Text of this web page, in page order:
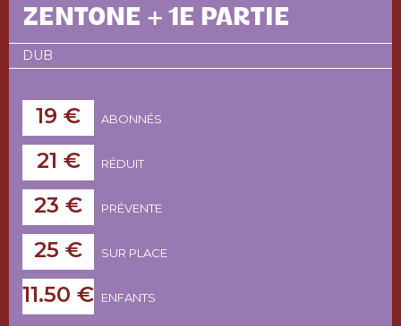
ZENTONE + 1E PARTIE
DUB
19 € ABONNÉS
21 € RÉDUIT
23 € PRÉVENTE
25 € SUR PLACE
11.50 € ENFANTS